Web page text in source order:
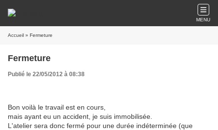
MENU
Accueil » Fermeture
Fermeture
Publié le 22/05/2012 à 08:38
Bon voilà le travail est en cours,
mais ayant eu un accident, je suis immobilisée.
L'atelier sera donc fermé pour une durée indéterminée (que